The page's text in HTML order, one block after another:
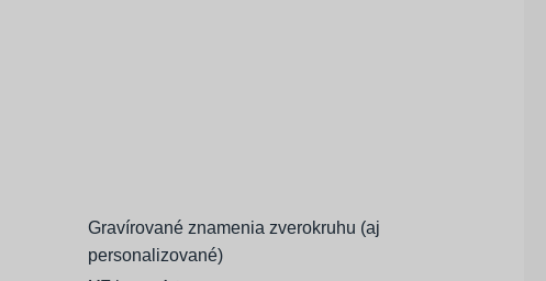
Gravírované znamenia zverokruhu (aj
personalizované)